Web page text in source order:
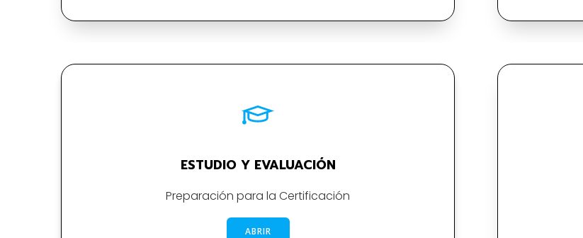
ESTUDIO Y EVALUACIÓN
Preparación para la Certificación
ABRIR